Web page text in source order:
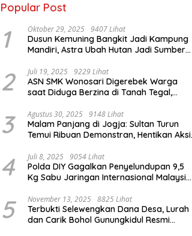
Popular Post
1 Oktober 29, 2025 9407 Lihat
Dusun Kemuning Bangkit Jadi Kampung
Mandiri, Astra Ubah Hutan Jadi Sumber
2 Juli 19, 2025 9229 Lihat
ASN SMK Wonosari Digerebek Warga
saat Diduga Berzina di Tanah Tegal,
3 Agustus 30, 2025 9148 Lihat
Malam Panjang di Jogja: Sultan Turun
Temui Ribuan Demonstran, Hentikan Aksi
4 Juli 8, 2025 9054 Lihat
Polda DIY Gagalkan Penyelundupan 9,5
Kg Sabu Jaringan Internasional Malaysia-
5 November 13, 2025 8825 Lihat
Terbukti Selewengkan Dana Desa, Lurah
dan Carik Bohol Gunungkidul Resmi